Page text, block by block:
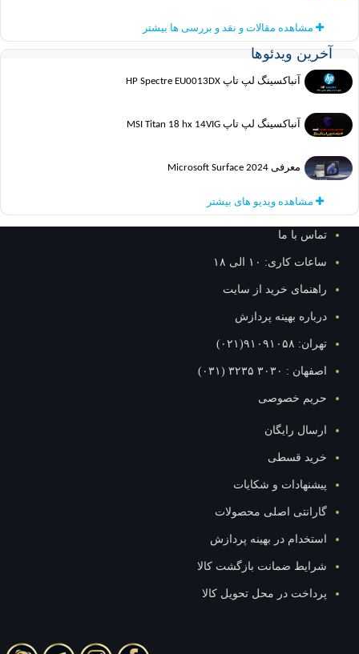
مشاهده مقالات و نقد و بررسی ها بیشتر
ویدئوها
آنباکسینگ لپ تاپ HP Spectre EU0013DX
آنباکسینگ لپ تاپ MSI Titan 18 hx 14VIG
معرفی Microsoft Surface 2024
مشاهده ویدیو های بیشتر
با ما
کاری: ۱۰ الی ۱۸
خرید از سایت
بهینه پردازش
۳۰۳۰ ۳۲۳۵ (۰۳۱)
خصوصی
رایگان
قسطی
و شکایات
اصلی محصولات
در بهینه پردازش
ضمانت بازگشت کالا
در محل تحویل کالا